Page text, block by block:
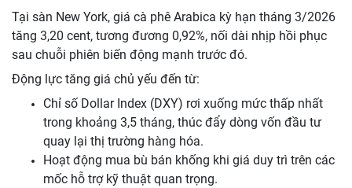
Tại sàn New York, giá cà phê Arabica kỳ hạn tháng 3/2026
tăng 3,20 cent, tương đương 0,92%, nối dài nhịp hồi phục
sau chuỗi phiên biến động mạnh trước đó.
Động lực tăng giá chủ yếu đến từ:
Chỉ số Dollar Index (DXY) rơi xuống mức thấp nhất
trong khoảng 3,5 tháng, thúc đẩy dòng vốn đầu tư
quay lại thị trường hàng hóa.
Hoạt động mua bù bán khống khi giá duy trì trên các
mốc hỗ trợ kỹ thuật quan trọng.